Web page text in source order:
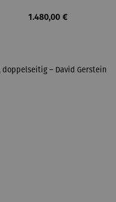
Regulärer Preis:
1.480,00 €